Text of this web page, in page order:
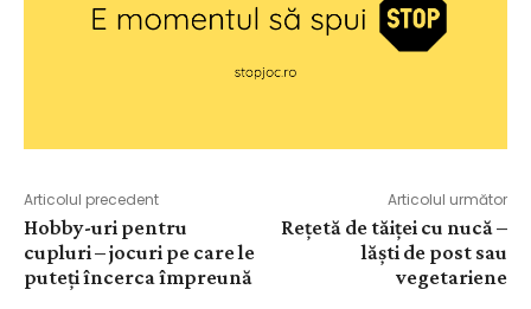
Articolul precedent
Hobby-uri pentru
cupluri – jocuri pe care le
puteți încerca împreună
Articolul următor
Rețetă de tăiței cu nucă –
lăști de post sau
vegetariene